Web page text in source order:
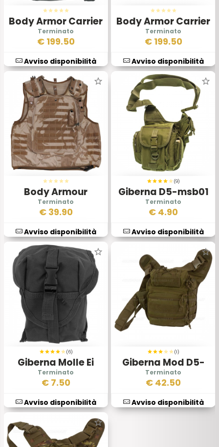
Body Armor Carrier
Set Nero
€ 199.50
Avviso disponibilità
Body Armor Carrier
Set Tan
€ 199.50
Avviso disponibilità
Body Armour
Osprey Combat
Esercito Inglese
€ 39.90
Avviso disponibilità
(9)
Giberna D5-msb01
Verde Od
€ 4.90
Avviso disponibilità
(6)
Giberna Molle Ei
Nera II
€ 7.50
Avviso disponibilità
(1)
Giberna Mod D5-
msb05 Od
€ 42.50
Avviso disponibilità